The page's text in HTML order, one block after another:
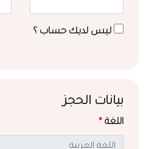
ليس لديك حساب ؟
بيانات الحجز
اللغة *